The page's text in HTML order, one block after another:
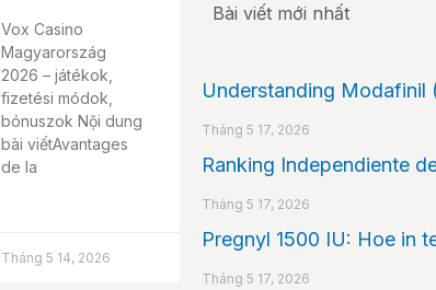
Vox Casino
Magyarország
2026 – játékok,
fizetési módok,
bónuszok Nội dung
bài viếtAvantages
de la
Tháng 5 14, 2026
Bài viết mới nhất
Understanding Modafinil
Tháng 5 17, 2026
Ranking Independiente
Tháng 5 17, 2026
Pregnyl 1500 IU: Hoe in
Tháng 5 17, 2026